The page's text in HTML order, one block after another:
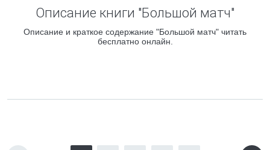
Описание книги "Большой матч"
Описание и краткое содержание "Большой матч" читать
бесплатно онлайн.